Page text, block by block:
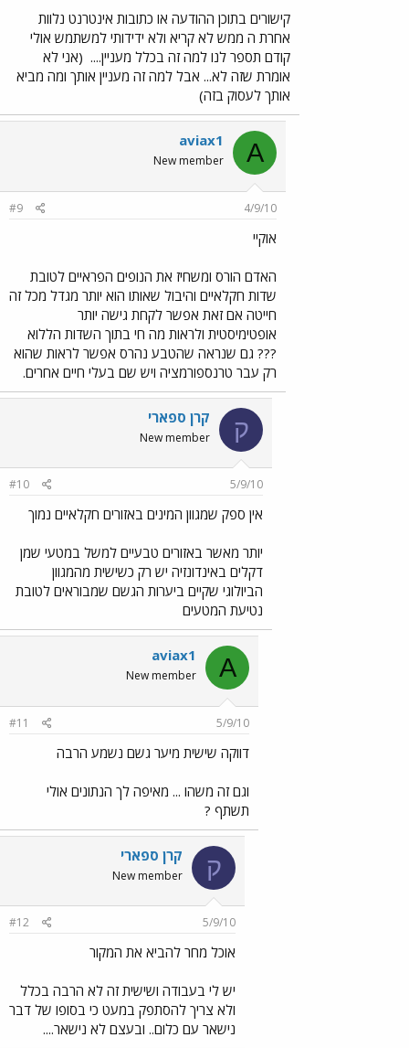
קישורים בתוכן ההודעה או כתובות אינטרנט נלוות
אחרת ה ממש לא קריא ולא ידידותי למשתמש אולי
קודם תספר לנו למה זה בכלל מעניין.... (אני לא
אומרת שזה לא... אבל למה זה מעניין אותך ומה מביא
אותך לעסוק בזה)
A
aviax1
New member
4/9/10
#9
אוקיי
האדם הורס ומשחיז את הנופים הפראיים לטובת
שדות חקלאיים והיבול שאותו הוא יותר מגדל מכל זה
חייטה אם זאת אפשר לקחת גישה יותר
אופטימיסטית ולראות מה חי בתוך השדות הללוא
??? גם שנראה שהטבע נהרס אפשר לראות שהוא
רק עבר טרנספורמציה ויש שם בעלי חיים אחרים.
ק קרן ספארי
New member
5/9/10
#10
אין ספק שמגוון המינים באזורים חקלאיים נמוך
יותר מאשר באזורים טבעיים למשל במטעי שמן
דקלים באינדונזיה יש רק כשישית מהמגוון
הביולוגי שקיים ביערות הגשם שמבוראים לטובת
נטיעת המטעים
A
aviax1
New member
5/9/10
#11
דווקה שישית מיער גשם נשמע הרבה
וגם זה משהו ... מאיפה לך הנתונים אולי
תשתף ?
ק קרן ספארי
New member
5/9/10
#12
אוכל מחר להביא את המקור
יש לי בעבודה ושישית זה לא הרבה בכלל
ולא צריך להסתפק במעט כי בסופו של דבר
נישאר עם כלום.. ובעצם לא נישאר....